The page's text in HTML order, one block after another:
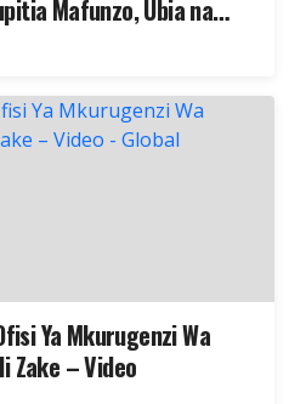
Mafunzo, Ubia na
Ya Mkurugenzi Wa
Zake – Video